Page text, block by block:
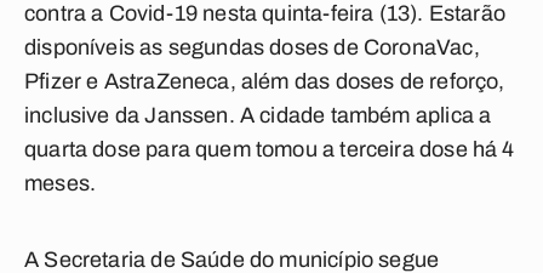
contra a Covid-19 nesta quinta-feira (13). Estarão
disponíveis as segundas doses de CoronaVac,
Pfizer e AstraZeneca, além das doses de reforço,
inclusive da Janssen. A cidade também aplica a
quarta dose para quem tomou a terceira dose há 4
meses.
A Secretaria de Saúde do município segue